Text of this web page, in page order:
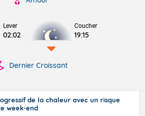
Lever
02:02
Coucher
19:15
Dernier Croissant
de la chaleur avec un risque
week-end